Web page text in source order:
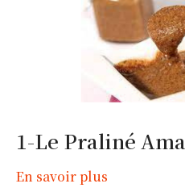
1-Le Praliné
En savoir plus